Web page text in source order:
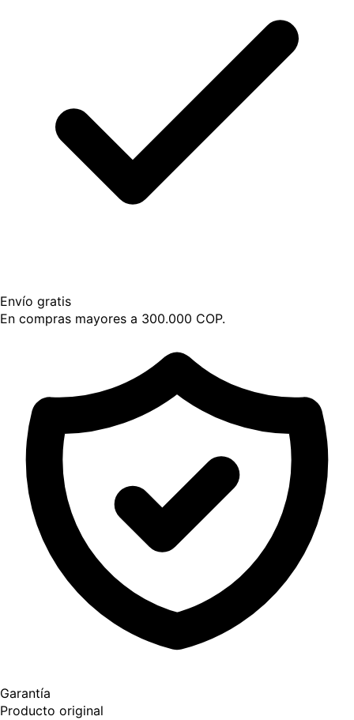
Envío gratis
En compras mayores a 300.000 COP.
Garantía
Producto original